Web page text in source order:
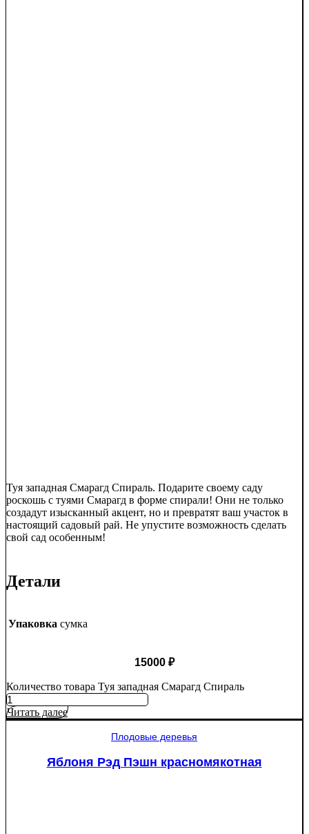
Туя западная Смарагд Спираль. Подарите своему саду
роскошь с туями Смарагд в форме спирали! Они не только
создадут изысканный акцент, но и превратят ваш участок в
настоящий садовый рай. Не упустите возможность сделать
свой сад особенным!
Детали
Упаковка сумка
15000 ₽
Количество товара Туя западная Смарагд Спираль
Читать далее
Плодовые деревья
Яблоня Рэд Пэшн красномякотная